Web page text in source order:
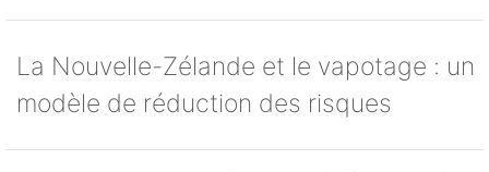
La Nouvelle-Zélande et le vapotage : un
modèle de réduction des risques